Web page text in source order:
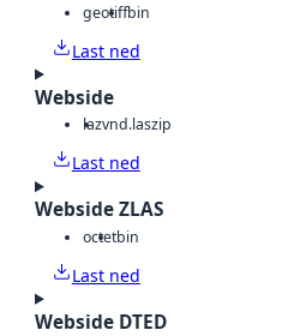
geotiffbin
Last ned
Webside
lazvnd.laszip
Last ned
Webside ZLAS
octetbin
Last ned
Webside DTED